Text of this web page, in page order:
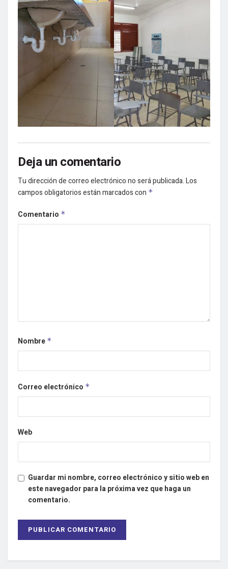
Deja un comentario
Tu dirección de correo electrónico no será publicada.Los
campos obligatorios están marcados con *
Comentario *
Nombre *
Correo electrónico *
Web
Guardar mi nombre, correo electrónico y sitio web en
este navegador para la próxima vez que haga un
comentario.